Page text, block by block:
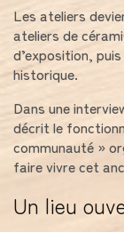
Les ateliers
ateliers de
d’exposition,
historique.
Dans une
décrit le
communauté »
faire vivre cet
Un lieu